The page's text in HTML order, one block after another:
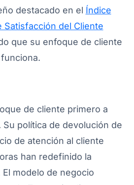
destacado en el Índice
Satisfacción del Cliente
que su enfoque de cliente
de cliente primero a
política de devolución de
de atención al cliente
han redefinido la
modelo de negocio